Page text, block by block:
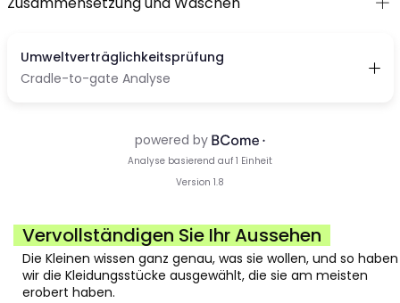
Vervollständigen Sie Ihr Aussehen
Die Kleinen wissen ganz genau, was sie wollen, und so haben
wir die Kleidungsstücke ausgewählt, die sie am meisten
erobert haben.